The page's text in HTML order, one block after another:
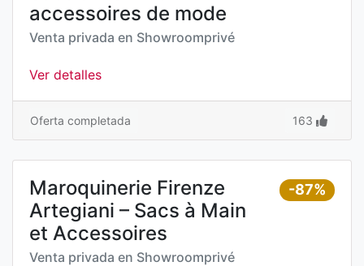
accessoires de mode
Venta privada en Showroomprivé
Ver detalles
Oferta completada 163
-87%
Maroquinerie Firenze
Artegiani – Sacs à Main
et Accessoires
Venta privada en Showroomprivé